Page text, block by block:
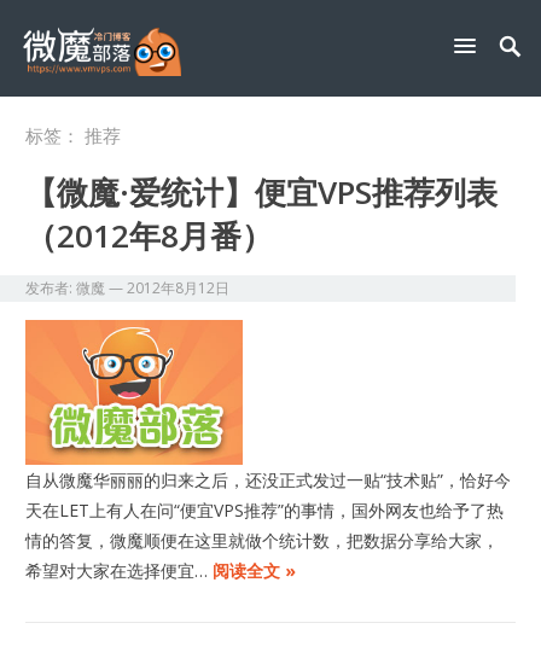
标签：推荐
【微魔·爱统计】便宜VPS推荐列表
（2012年8月番）
发布者:微魔—2012年8月12日
自从微魔华丽丽的归来之后，还没正式发过一贴“技术贴”，恰好今
天在LET上有人在问“便宜VPS推荐”的事情，国外网友也给予了热
情的答复，微魔顺便在这里就做个统计数，把数据分享给大家，
希望对大家在选择便宜… 阅读全文 »